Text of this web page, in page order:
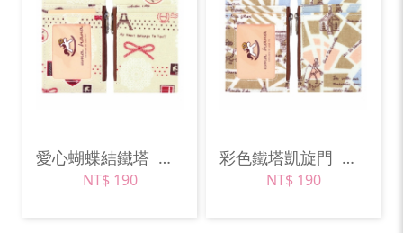
愛心蝴蝶結鐵塔
米色
NT$ 190
彩色鐵塔凱旋門
咖啡色
NT$ 190